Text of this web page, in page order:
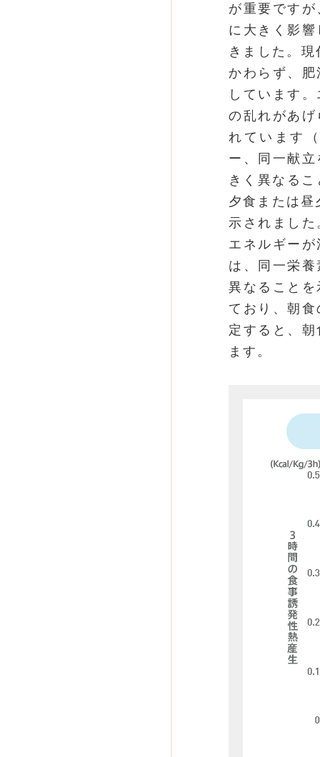
が重要です
に大きく影
きました。
かわらず、
しています
の乱れがあ
れています
ー、同一献
きく異なる
夕食または
示されまし
エネルギー
は、同一栄
異なること
ており、朝
定すると、
ます。